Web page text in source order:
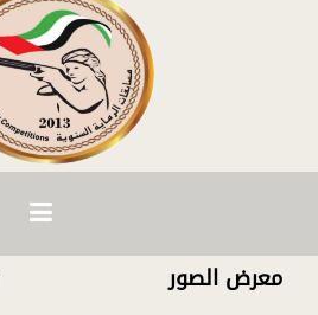
معرض الصور